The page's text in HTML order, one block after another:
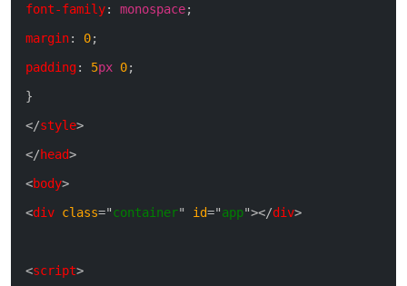
font-family: monospace;
margin: 0;
padding: 5px 0;
}
</style>
</head>
<body>
<div class="container" id="app"></div>
<script>